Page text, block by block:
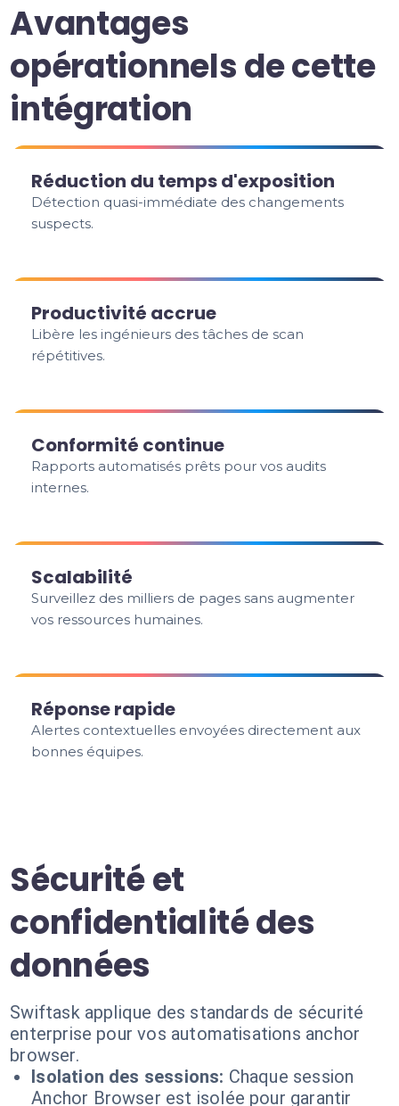
Avantages
opérationnels de cette
intégration
Réduction du temps d'exposition
Détection quasi-immédiate des changements
suspects.
Productivité accrue
Libère les ingénieurs des tâches de scan
répétitives.
Conformité continue
Rapports automatisés prêts pour vos audits
internes.
Scalabilité
Surveillez des milliers de pages sans augmenter
vos ressources humaines.
Réponse rapide
Alertes contextuelles envoyées directement aux
bonnes équipes.
Sécurité et
confidentialité des
données
Swiftask applique des standards de sécurité
enterprise pour vos automatisations anchor
browser.
Isolation des sessions: Chaque session
Anchor Browser est isolée pour garantir